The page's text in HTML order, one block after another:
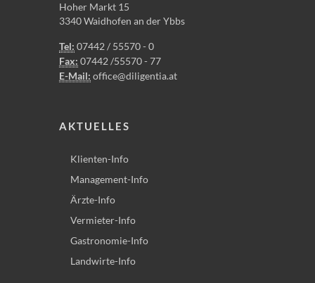
Hoher Markt 15
3340 Waidhofen an der Ybbs
Tel: 07442 / 55570 - 0
Fax: 07442 /55570 - 77
E-Mail: office@diligentia.at
AKTUELLES
Klienten-Info
Management-Info
Ärzte-Info
Vermieter-Info
Gastronomie-Info
Landwirte-Info